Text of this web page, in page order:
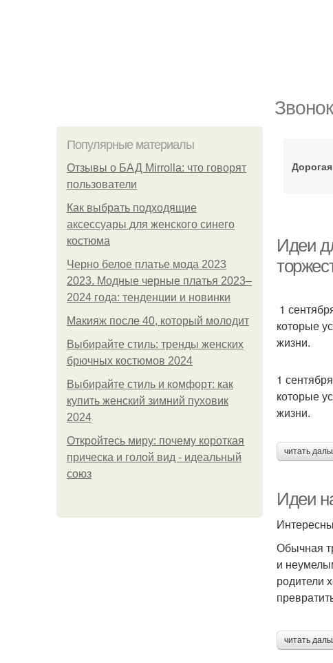
Популярные материалы
Отзывы о БАД Mirrolla: что говорят
пользователи
Как выбрать подходящие
аксессуары для женского синего
костюма
Черно белое платье мода 2023
2023. Модные черные платья 2023–
2024 года: тенденции и новинки
Макияж после 40, который молодит
Выбирайте стиль: тренды женских
брючных костюмов 2024
Выбирайте стиль и комфорт: как
купить женский зимний пуховик
2024
Откройтесь миру: почему короткая
прическа и голой вид - идеальный
союз
Идеи
1
которые
жизни.
1
которые
жизни.
читать
Идеи
Обычная
и
родители
читать